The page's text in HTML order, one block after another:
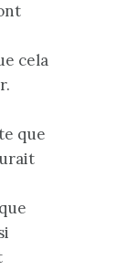
cela
que